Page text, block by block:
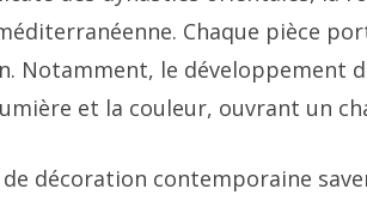
Chaque pièce
Notamment, le développement
et la couleur, ouvrant un
de décoration contemporaine